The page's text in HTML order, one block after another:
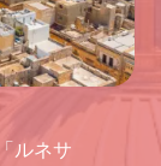
ルネサ